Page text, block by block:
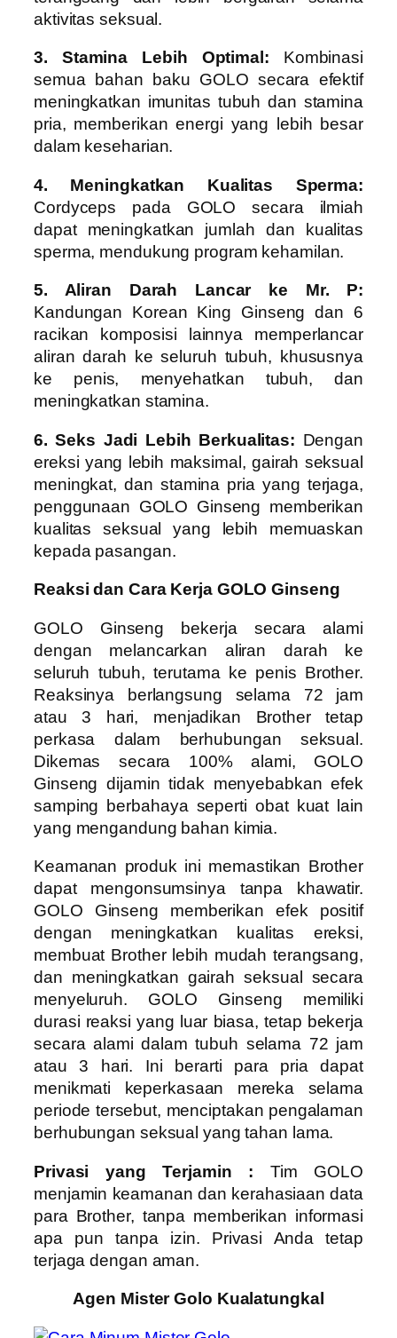
aktivitas seksual.
3. Stamina Lebih Optimal: Kombinasi
semua bahan baku GOLO secara efektif
meningkatkan imunitas tubuh dan stamina
pria, memberikan energi yang lebih besar
dalam keseharian.
4. Meningkatkan Kualitas Sperma:
Cordyceps pada GOLO secara ilmiah
dapat meningkatkan jumlah dan kualitas
sperma, mendukung program kehamilan.
5. Aliran Darah Lancar ke Mr. P:
Kandungan Korean King Ginseng dan 6
racikan komposisi lainnya memperlancar
aliran darah ke seluruh tubuh, khususnya
ke penis, menyehatkan tubuh, dan
meningkatkan stamina.
6. Seks Jadi Lebih Berkualitas: Dengan
ereksi yang lebih maksimal, gairah seksual
meningkat, dan stamina pria yang terjaga,
penggunaan GOLO Ginseng memberikan
kualitas seksual yang lebih memuaskan
kepada pasangan.
Reaksi dan Cara Kerja GOLO Ginseng
GOLO Ginseng bekerja secara alami
dengan melancarkan aliran darah ke
seluruh tubuh, terutama ke penis Brother.
Reaksinya berlangsung selama 72 jam
atau 3 hari, menjadikan Brother tetap
perkasa dalam berhubungan seksual.
Dikemas secara 100% alami, GOLO
Ginseng dijamin tidak menyebabkan efek
samping berbahaya seperti obat kuat lain
yang mengandung bahan kimia.
Keamanan produk ini memastikan Brother
dapat mengonsumsinya tanpa khawatir.
GOLO Ginseng memberikan efek positif
dengan meningkatkan kualitas ereksi,
membuat Brother lebih mudah terangsang,
dan meningkatkan gairah seksual secara
menyeluruh. GOLO Ginseng memiliki
durasi reaksi yang luar biasa, tetap bekerja
secara alami dalam tubuh selama 72 jam
atau 3 hari. Ini berarti para pria dapat
menikmati keperkasaan mereka selama
periode tersebut, menciptakan pengalaman
berhubungan seksual yang tahan lama.
Privasi yang Terjamin : Tim GOLO
menjamin keamanan dan kerahasiaan data
para Brother, tanpa memberikan informasi
apa pun tanpa izin. Privasi Anda tetap
terjaga dengan aman.
Agen Mister Golo Kualatungkal